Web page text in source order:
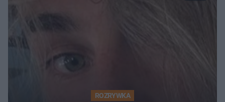
ROZRYWKA